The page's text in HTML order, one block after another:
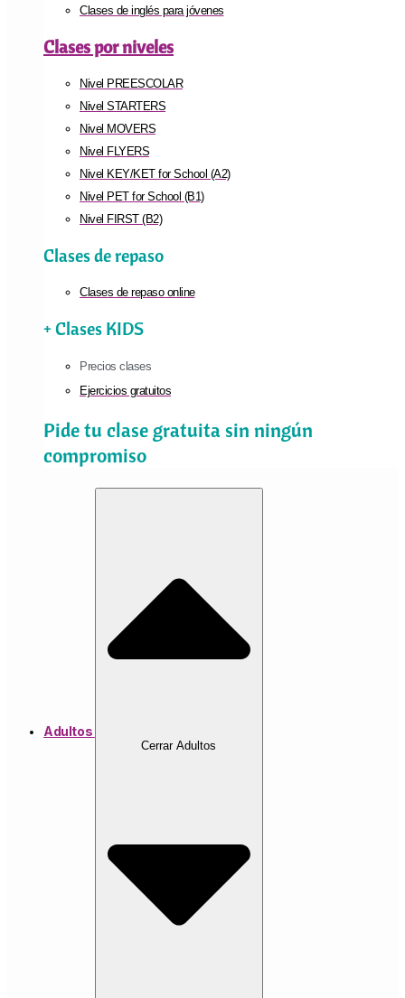
Clases de inglés para jóvenes
Clases por niveles
Nivel PREESCOLAR
Nivel STARTERS
Nivel MOVERS
Nivel FLYERS
Nivel KEY/KET for School (A2)
Nivel PET for School (B1)
Nivel FIRST (B2)
Clases de repaso
Clases de repaso online
+ Clases KIDS
Precios clases
Ejercicios gratuitos
Pide tu clase gratuita sin ningún
compromiso
Adultos
Cerrar Adultos